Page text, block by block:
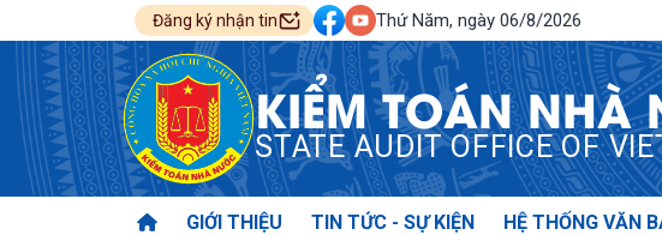
Đăng ký nhận tin Thứ Năm, ngày 06/8/2026
KIỂM TOÁN NHÀ
STATE AUDIT OFFICE OF
GIỚI THIỆU TIN TỨC - SỰ KIỆN HỆ THỐNG VĂN